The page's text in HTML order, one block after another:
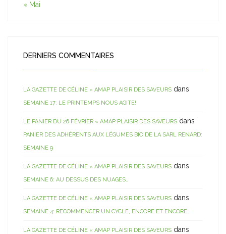
« Mai
DERNIERS COMMENTAIRES
LA GAZETTE DE CÉLINE « AMAP PLAISIR DES SAVEURS dans
SEMAINE 17: LE PRINTEMPS NOUS AGITE!
LE PANIER DU 26 FÉVRIER « AMAP PLAISIR DES SAVEURS dans
PANIER DES ADHÉRENTS AUX LÉGUMES BIO DE LA SARL RENARD:
SEMAINE 9
LA GAZETTE DE CÉLINE « AMAP PLAISIR DES SAVEURS dans
SEMAINE 6: AU DESSUS DES NUAGES…
LA GAZETTE DE CÉLINE « AMAP PLAISIR DES SAVEURS dans
SEMAINE 4: RECOMMENCER UN CYCLE, ENCORE ET ENCORE…
LA GAZETTE DE CÉLINE « AMAP PLAISIR DES SAVEURS dans